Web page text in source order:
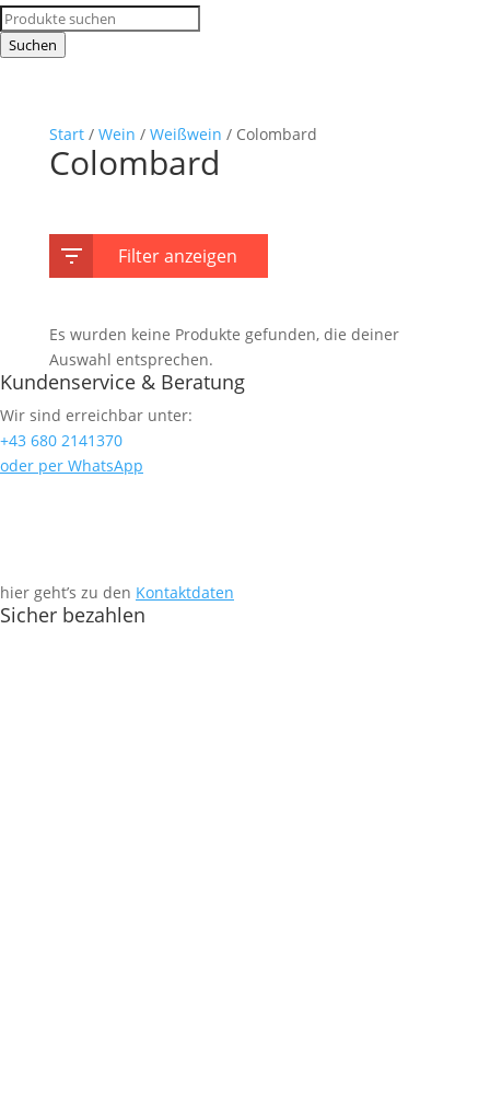
Products
search
Suchen
Start/ Wein / Weißwein / Colombard
Colombard
Filter anzeigen
Es wurden keine Produkte gefunden, die deiner
Auswahl entsprechen.
Kundenservice & Beratung
Wir sind erreichbar unter:
+43 680 2141370
oder per WhatsApp
hier geht’s zu den Kontaktdaten
Sicher bezahlen